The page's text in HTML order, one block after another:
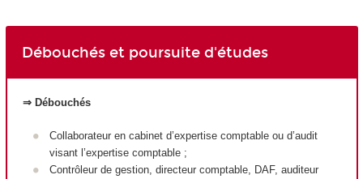
Débouchés et poursuite d'études
⇒ Débouchés
Collaborateur en cabinet d’expertise comptable ou d’audit
visant l’expertise comptable ;
Contrôleur de gestion, directeur comptable, DAF, auditeur